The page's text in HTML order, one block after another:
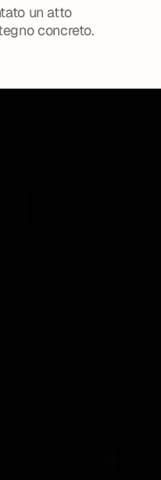
un atto
concreto.